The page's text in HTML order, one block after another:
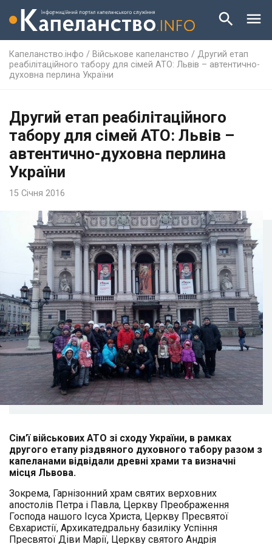
Капеланство.інфо / Військове капеланство / Другий етап
реабілітаційного табору для сімей АТО: Львів – автентично-
духовна перлина України
Другий етап реабілітаційного
табору для сімей АТО: Львів –
автентично-духовна перлина
України
15 Січня 2016
Сім’ї військових АТО зі сходу України, в рамках
другого етапу різдвяного духовного табору разом з
капеланами відвідали древні храми та визначні
місця Львова.
Зокрема, Гарнізонний храм святих верховних
апостолів Петра і Павла, Церкву Преображення
Господа нашого Ісуса Христа, Церкву Пресвятої
Євхаристії, Архикатедральну базиліку Успіння
Пресвятої Діви Марії, Церкву святого Андрія